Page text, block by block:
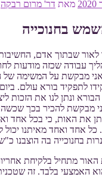
מאת דר' מרום רבקה
בחנוכייה
לאור שבתוך אדם,
עבודה שכזה מודעות
אני מבקשת על המשימה
לתפקיד בורא עולם.
ונתן לנו את הזכות
מבקשת להכיר בכך
את האות, כי בכל אחד
כל אחד ואחד מאיתנו
בחנוכייה בה הוצבנו
האור מתחיל בלקיחת
האמצעי בלבד. זה